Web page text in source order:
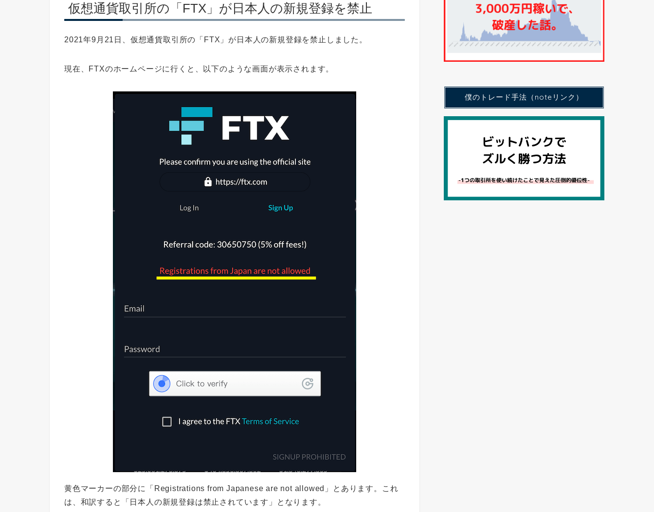
仮想通貨取引所の「FTX」が日本人の新規登録を禁止
2021年9月21日、仮想通貨取引所の「FTX」が日本人の新規登録を禁止しました。
現在、FTXのホームページに行くと、以下のような画面が表示されます。
黄色マーカーの部分に「Registrations from Japanese are not allowed」とあります。これ
は、和訳すると「日本人の新規登録は禁止されています」となります。
僕のトレード手法（noteリンク）